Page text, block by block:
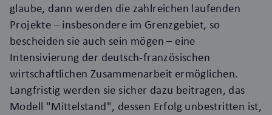
glaube, dann werden die zahlreichen laufenden
Projekte – insbesondere im Grenzgebiet, so
bescheiden sie auch sein mögen – eine
Intensivierung der deutsch-französischen
wirtschaftlichen Zusammenarbeit ermöglichen.
Langfristig werden sie sicher dazu beitragen, das
Modell "Mittelstand", dessen Erfolg unbestritten ist,